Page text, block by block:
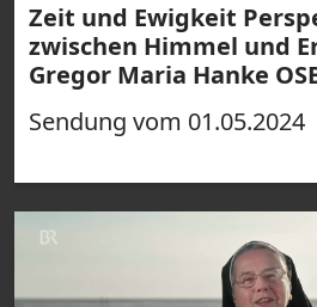
Zeit und Ewigkeit
zwischen Himmel und
Gregor Maria Hanke
Sendung vom 01.05.2024